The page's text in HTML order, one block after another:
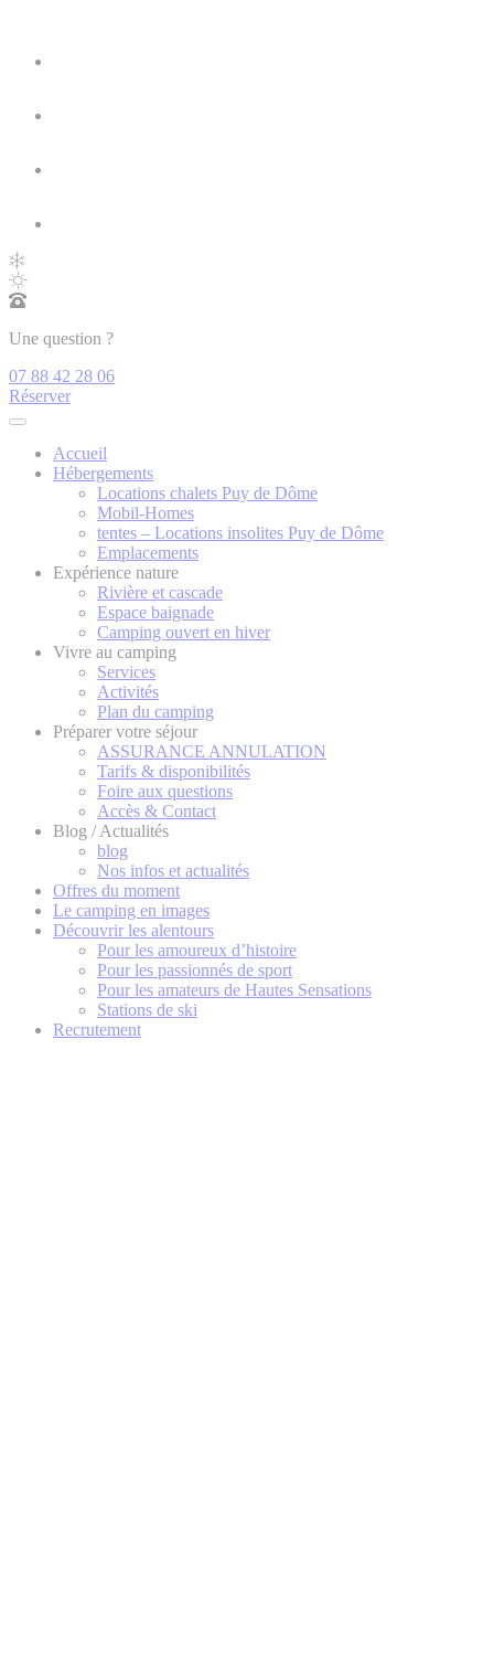
Une question ?
07 88 42 28 06
Réserver
Accueil
Hébergements
Locations chalets Puy de Dôme
Mobil-Homes
tentes – Locations insolites Puy de Dôme
Emplacements
Expérience nature
Rivière et cascade
Espace baignade
Camping ouvert en hiver
Vivre au camping
Services
Activités
Plan du camping
Préparer votre séjour
ASSURANCE ANNULATION
Tarifs & disponibilités
Foire aux questions
Accès & Contact
Blog / Actualités
blog
Nos infos et actualités
Offres du moment
Le camping en images
Découvrir les alentours
Pour les amoureux d’histoire
Pour les passionnés de sport
Pour les amateurs de Hautes Sensations
Stations de ski
Recrutement